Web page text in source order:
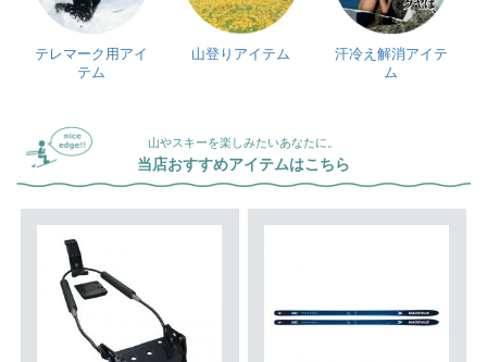
テレマーク用アイ
テム
山登りアイテム
汗冷え解消アイテ
ム
山やスキーを楽しみたいあなたに。
当店おすすめアイテムはこちら